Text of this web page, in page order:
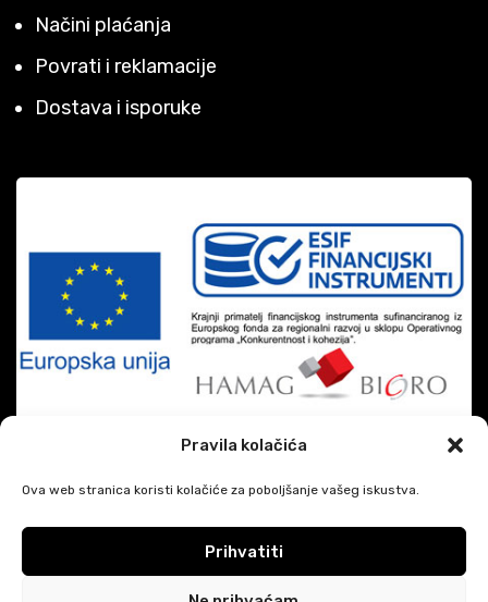
Pravila kolačića
Ova web stranica koristi kolačiće za poboljšanje vašeg iskustva.
Prihvatiti
Načini plaćanja
Povrati i reklamacije
Dostava i isporuke
2026 CREATED BY JAVESCRIPT|